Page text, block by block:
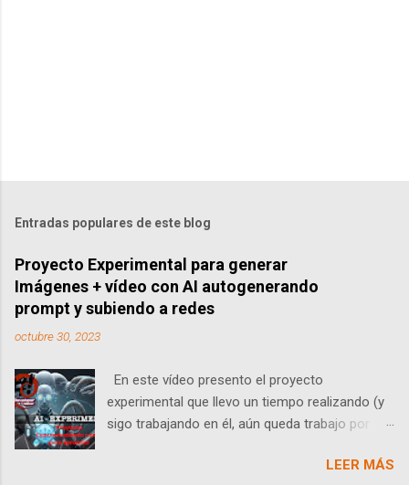
Entradas populares de este blog
Proyecto Experimental para generar
Imágenes + vídeo con AI autogenerando
prompt y subiendo a redes
octubre 30, 2023
En este vídeo presento el proyecto
experimental que llevo un tiempo realizando (y
sigo trabajando en él, aún queda trabajo por
una idea mediante AI partiendo de un sistema
LEER MÁS